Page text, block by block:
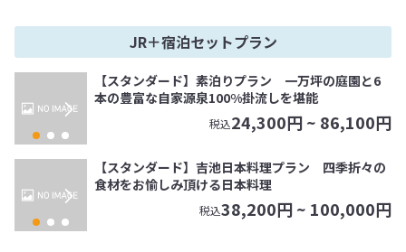
JR＋宿泊セットプラン
【スタンダード】素泊りプラン 一万坪の庭園と6
本の豊富な自家源泉100%掛流しを堪能
税込24,300円 ~ 86,100円
【スタンダード】吉池日本料理プラン 四季折々の
食材をお愉しみ頂ける日本料理
税込38,200円 ~ 100,000円